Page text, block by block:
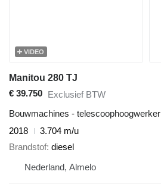
VIDEO
Manitou 280 TJ
€ 39.750 Exclusief BTW
Bouwmachines - telescoophoogwerker
2018
3.704 m/u
Brandstof diesel
Nederland, Almelo